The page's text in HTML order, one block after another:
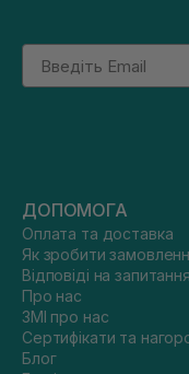
Email
ДОПОМОГА
Оплата та доставка
Як зробити
Відповіді на запитання
Про нас
ЗМІ про нас
Сертифікати та
Блог